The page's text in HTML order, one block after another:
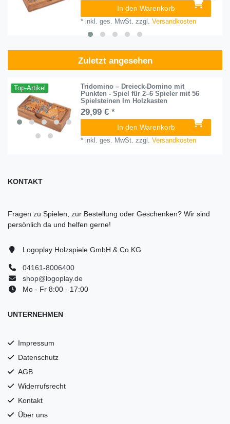
In den Warenkorb
* inkl. ges. MwSt. zzgl.Versandkosten
Zuletzt angesehen
Top-Artikel
Tridomino – Dreieck-Domino mit
Punkten - Spiel für 2–6 Spieler mit 56
Spielsteinen Im Holzkasten
29,99 € *
In den Warenkorb
* inkl. ges. MwSt. zzgl.Versandkosten
KONTAKT
Fragen zu Spielen, zur Bestellung oder Geschenken? Wir sind
persönlich da und helfen gerne!
Logoplay Holzspiele GmbH & Co.KG
04161-8006400
shop@logoplay.de
Mo - Fr 8:00 - 17:00
UNTERNEHMEN
Impressum
Datenschutz
AGB
Widerrufsrecht
Kontakt
Über uns